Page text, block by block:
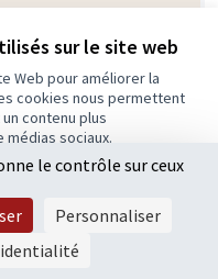
sur le site web
Web pour améliorer la
cookies nous permettent
contenu plus
médias sociaux.
essentiels
à
Retenue
le contrôle sur ceux
Personnaliser